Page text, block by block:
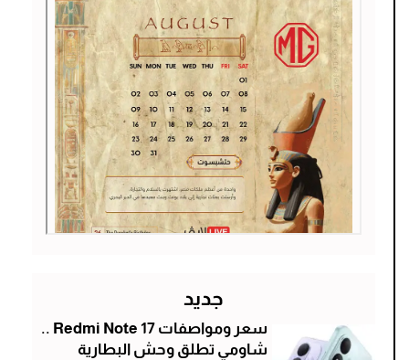
جديد
سعر ومواصفات Redmi Note 17 ..
شاومي تطلق وحش البطارية